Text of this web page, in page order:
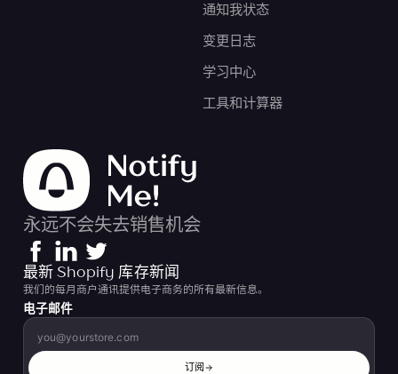
通知我状态
变更日志
学习中心
工具和计算器
永远不会失去销售机会
最新 Shopify 库存新闻
我们的每月商户通讯提供电子商务的所有最新信息。
电子邮件
订阅